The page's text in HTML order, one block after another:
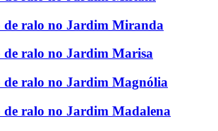
de ralo no Jardim Miranda
de ralo no Jardim Marisa
de ralo no Jardim Magnólia
de ralo no Jardim Madalena